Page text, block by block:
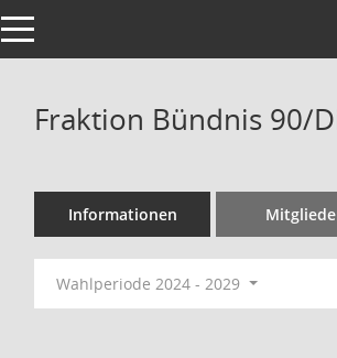
Toggle navigation
Fraktion Bündnis 90/
Informationen
Wahlperiode 2024 - 2029